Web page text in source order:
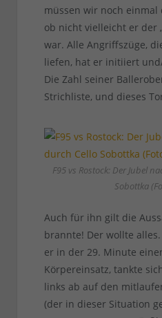
müssen wir noch
ob nicht vielleicht er der
war. Alle Angriffszüge,
liefen, hat er initiiert
Die Zahl seiner
Strichliste, und dieses
F95 vs Rostock: Der Jubel
Sobottka
Auch für ihn gilt die
brannte! Der wollte
er in der 29. Minute
Körpereinsatz, tankte
links ab auf den
(der in dieser Situation